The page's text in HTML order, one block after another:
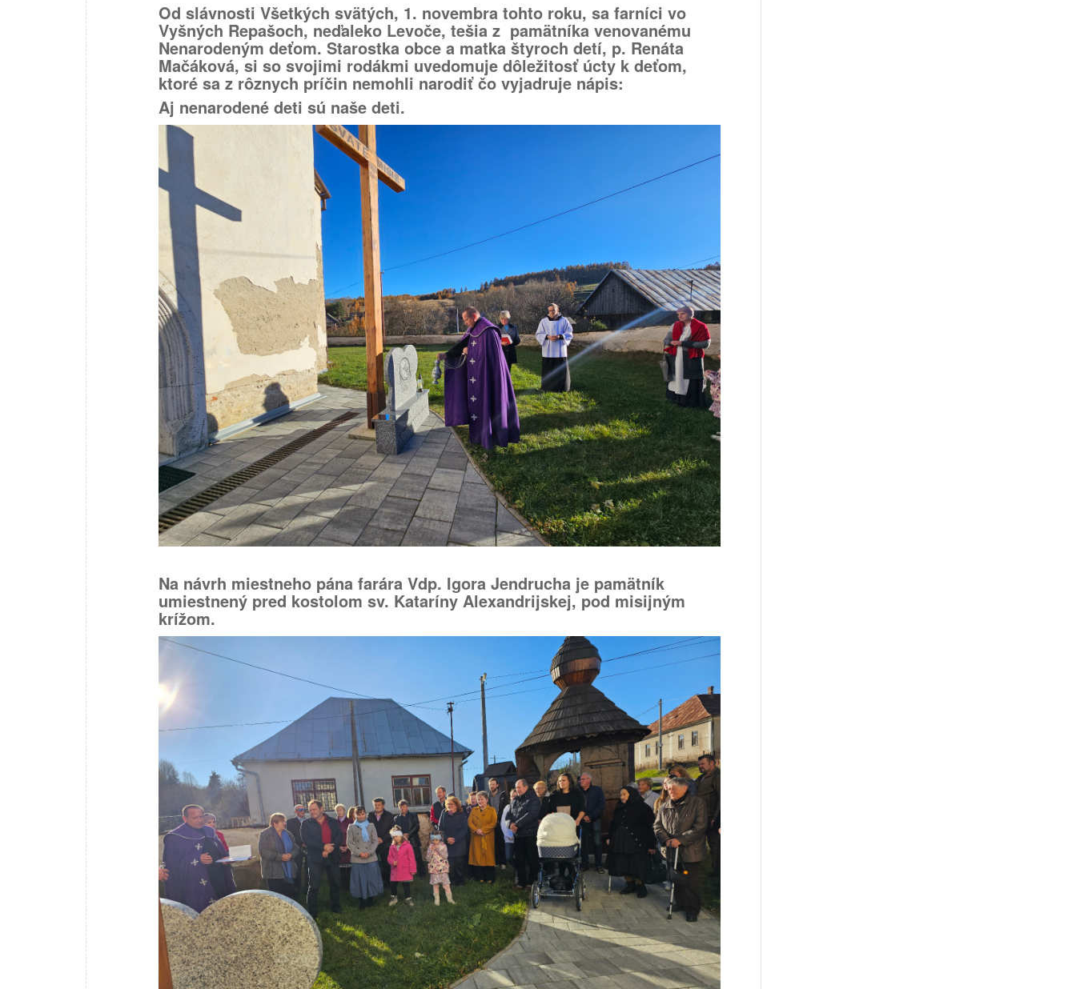
Od slávnosti Všetkých svätých, 1. novembra tohto roku, sa farníci vo
Vyšných Repašoch, neďaleko Levoče, tešia z pamätníka venovanému
Nenarodeným deťom. Starostka obce a matka štyroch detí, p. Renáta
Mačáková, si so svojimi rodákmi uvedomuje dôležitosť úcty k deťom,
ktoré sa z rôznych príčin nemohli narodiť čo vyjadruje nápis:
Aj nenarodené deti sú naše deti.
Na návrh miestneho pána farára Vdp. Igora Jendrucha je pamätník
umiestnený pred kostolom sv. Kataríny Alexandrijskej, pod misijným
krížom.